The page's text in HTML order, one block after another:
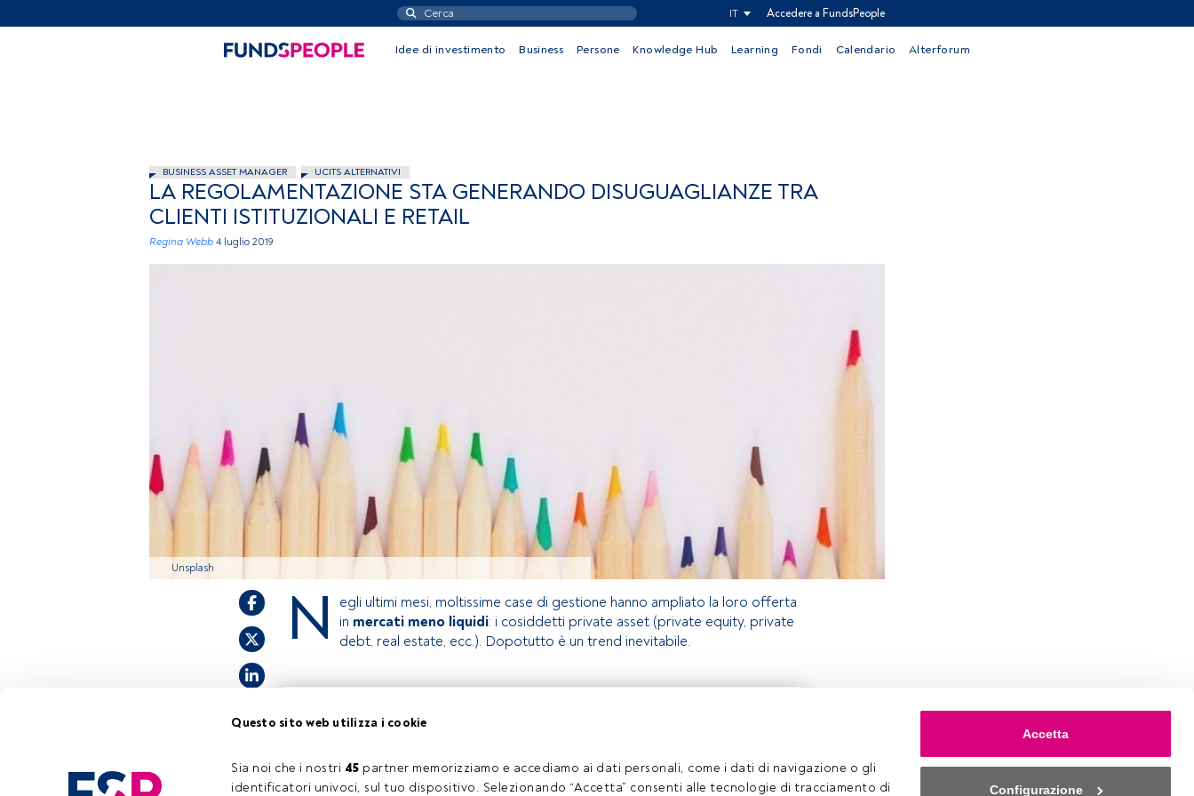
Questo sito web utilizza i cookie
Sia noi che i nostri 45 partner memorizziamo e accediamo ai dati personali, come i dati di navigazione o gli
identificatori univoci, sul tuo dispositivo. Selezionando “Accetta” consenti alle tecnologie di tracciamento di
Accetta
Configurazione
IT Accedere a FundsPeople
Idee di investimento Business Persone Knowledge Hub Learning Fondi Calendario Alterforum
BUSINESS ASSET MANAGER UCITS ALTERNATIVI
LA REGOLAMENTAZIONE STA GENERANDO DISUGUAGLIANZE TRA
CLIENTI ISTITUZIONALI E RETAIL
Regina Webb 4 luglio 2019
Unsplash
N
egli ultimi mesi, moltissime case di gestione hanno ampliato la loro offerta
in mercati meno liquidi: i cosiddetti private asset (private equity, private
debt, real estate, ecc.). Dopotutto è un trend inevitabile.
accedi tramite il pulsante Login. Se non hai ancora un account, ti invitiamo a
Accedere a FundsPeople